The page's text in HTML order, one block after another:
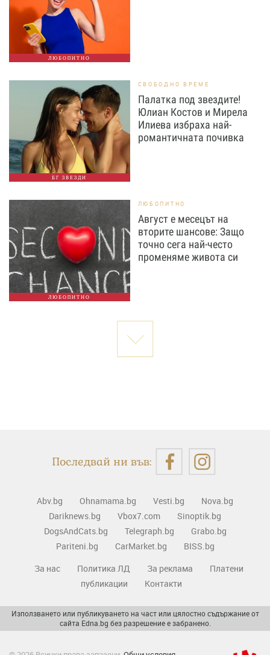
ЛЮБОПИТНО
БГ ЗВЕЗДИ
СВОБОДНО ВРЕМЕ
Палатка под звездите!
Юлиан Костов и Мирела
Илиева избраха най-
романтичната почивка
ЛЮБОПИТНО
ЛЮБОПИТНО
Август е месецът на
вторите шансове: Защо
точно сега най-често
променяме живота си
Последвай ни във:
Abv.bg Ohnamama.bg Vesti.bg
Nova.bg
Dariknews.bg
Vbox7.com
Sinoptik.bg
DogsAndCats.bg
Telegraph.bg
Grabo.bg
Pariteni.bg
CarMarket.bg
BISS.bg
За нас
Политика ЛД За реклама
Платени
публикации
Контакти
Използването или публикуването на част или цялостно съдържание от
сайта Edna.bg без разрешение е забранено.